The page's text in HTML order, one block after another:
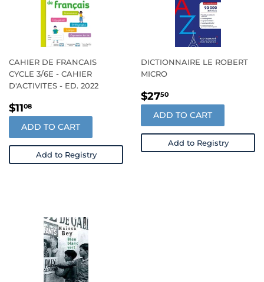
CAHIER DE FRANCAIS
CYCLE 3/6E - CAHIER
D'ACTIVITES - ED. 2022
REGULAR
PRICE
$1108
ADD TO CART
Add to Registry
DICTIONNAIRE LE ROBERT
MICRO
REGULAR
PRICE
$2750
ADD TO CART
Add to Registry